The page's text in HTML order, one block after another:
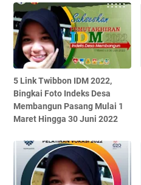
5 Link Twibbon IDM 2022,
Bingkai Foto Indeks Desa
Membangun Pasang Mulai 1
Maret Hingga 30 Juni 2022